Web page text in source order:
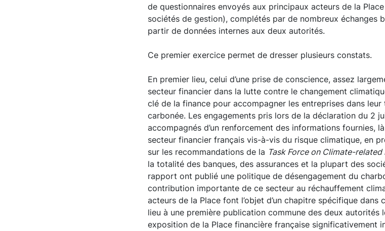
de questionnaires envoyés aux principaux acteurs de la
sociétés de gestion), complétés par de nombreux échanges
partir de données internes aux deux autorités.
Ce premier exercice permet de dresser plusieurs constats.
En premier lieu, celui d’une prise de conscience, assez
secteur financier dans la lutte contre le changement
clé de la finance pour accompagner les entreprises dans
carbonée. Les engagements pris lors de la déclaration du 2
accompagnés d’un renforcement des informations fournies,
secteur financier français vis-à-vis du risque climatique, en
sur les recommandations de la Task Force on Climate-
la totalité des banques, des assurances et la plupart des
rapport ont publié une politique de désengagement du
contribution importante de ce secteur au réchauffement
acteurs de la Place font l’objet d’un chapitre spécifique dans
lieu à une première publication commune des deux
exposition de la Place financière française significativement